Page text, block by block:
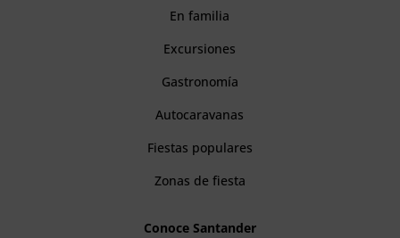
En familia
Excursiones
Gastronomía
Autocaravanas
Fiestas populares
Zonas de fiesta
Conoce Santander